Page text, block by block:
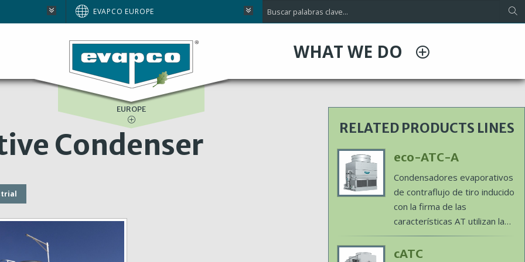
EVAPCO EUROPE
WHAT WE DO
BRAZIL
NORTH AMERICA
SOUTH AFRICA
EUROPE
Condenser RELATED PRODUCTS LINES
Primary
Product
Image
eco-ATC-A
Condensadores evaporativos
de contraflujo de tiro inducido
con la firma de las
características AT utilizan la
tecnología de serpentín
Ellipti-fin patentada de
Primary
cATC